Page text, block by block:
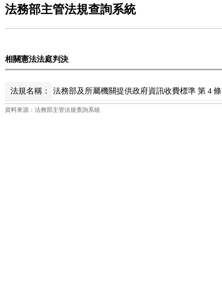
法務部主管法規查詢系統
相關憲法法庭判決
法規名稱： 法務部及所屬機關提供政府資訊收費標準 第 4 條
資料來源：法務部主管法規查詢系統